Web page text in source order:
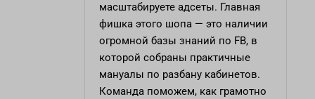
масштабируете адсеты. Главная
фишка этого шопа — это наличии
огромной базы знаний по FB, в
которой собраны практичные
мануалы по разбану кабинетов.
Команда поможем, как грамотно